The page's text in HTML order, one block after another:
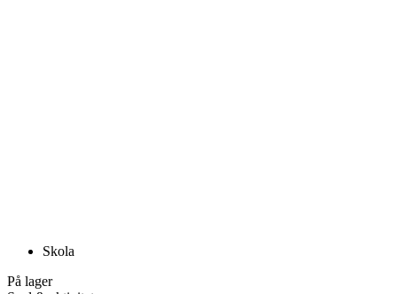
Skola
På lager